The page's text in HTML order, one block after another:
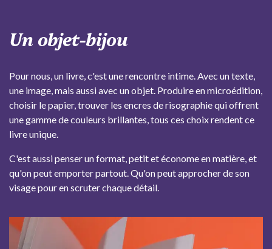
Un objet-bijou
Pour nous, un livre, c'est une rencontre intime. Avec un texte,
une image, mais aussi avec un objet. Produire en microédition,
choisir le papier, trouver les encres de risographie qui offrent
une gamme de couleurs brillantes, tous ces choix rendent ce
livre unique.
C'est aussi penser un format, petit et économe en matière, et
qu'on peut emporter partout. Qu'on peut approcher de son
visage pour en scruter chaque détail.